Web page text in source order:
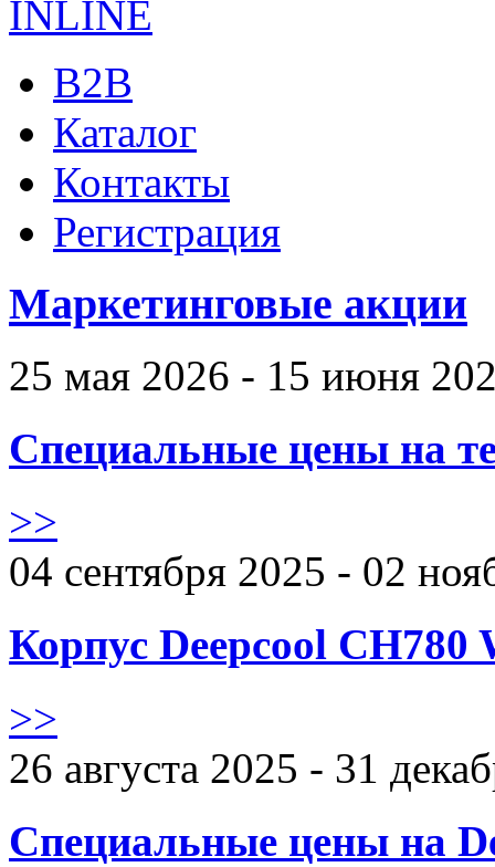
B2B
Каталог
Контакты
Регистрация
Маркетинговые акции
25 мая 2026 - 15 июня
Специальные цены на
>>
04 сентября 2025 - 02
Корпус Deepcool CH780
>>
26 августа 2025 - 31
Специальные цены на